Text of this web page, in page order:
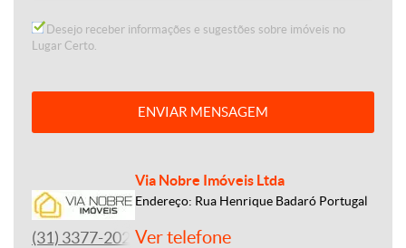
Desejo receber informações e sugestões sobre imóveis no
Lugar Certo.
ENVIAR MENSAGEM
Via Nobre Imóveis Ltda
Endereço: Rua Henrique Badaró Portugal
(31) 3377-2020Ver telefone